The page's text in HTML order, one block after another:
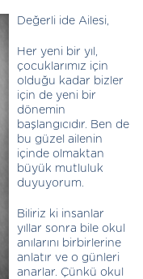
Değerli ide Ailesi,
Her yeni bir yıl,
çocuklarımız için
olduğu kadar bizler
için de yeni bir
dönemin
başlangıcıdır. Ben de
bu güzel ailenin
içinde olmaktan
büyük mutluluk
duyuyorum.
Biliriz ki insanlar
yıllar sonra bile okul
anılarını birbirlerine
anlatır ve o günleri
anarlar. Çünkü okul